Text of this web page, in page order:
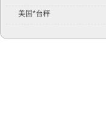
美国*台秤